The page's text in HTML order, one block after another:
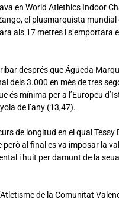
en World Atlethics Indoor
el plusmarquista
als 17 metres i s’emportara
després que Águeda
dels 3.000 en més de tres
és mínima per a l’Europeu
de l’any (13,47).
de longitud en el qual
al final es va imposar la
i huit per damunt de la
de la Comunitat